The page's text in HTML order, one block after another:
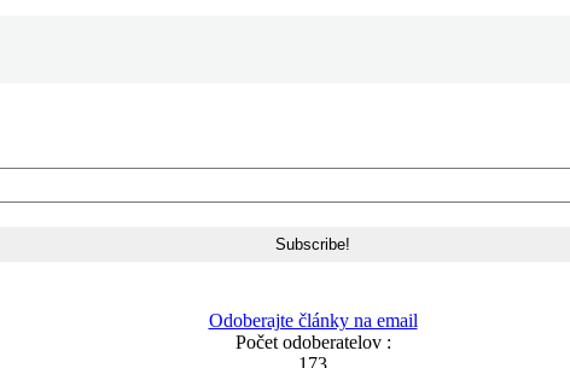
Odoberajte články na email
Počet odoberatelov :
173